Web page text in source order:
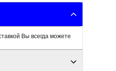
Вы всегда можете